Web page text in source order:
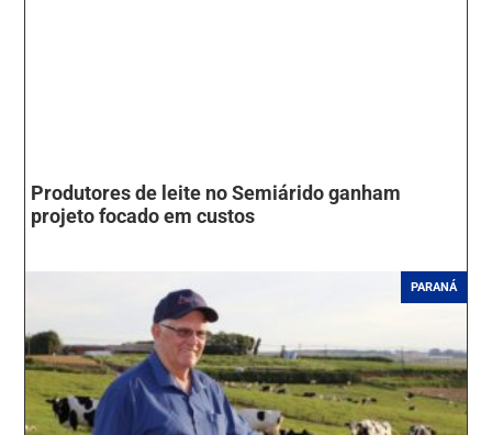
Produtores de leite no Semiárido ganham
projeto focado em custos
PARANÁ